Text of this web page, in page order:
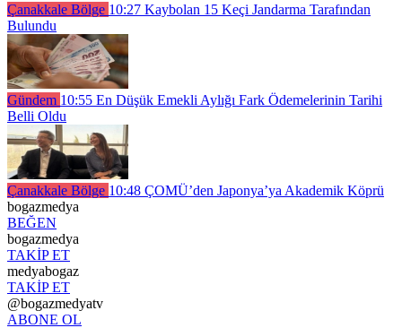
Çanakkale Bölge 10:27 Kaybolan 15 Keçi Jandarma Tarafından
Bulundu
Gündem 10:55 En Düşük Emekli Aylığı Fark Ödemelerinin Tarihi
Belli Oldu
Çanakkale Bölge 10:48 ÇOMÜ’den Japonya’ya Akademik Köprü
bogazmedya
BEĞEN
bogazmedya
TAKİP ET
medyabogaz
TAKİP ET
@bogazmedyatv
ABONE OL